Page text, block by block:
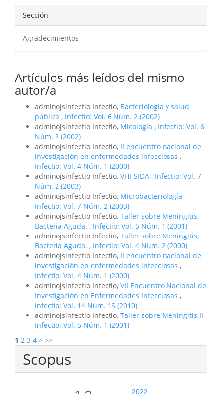
Sección
Agradecimientos
Artículos más leídos del mismo
autor/a
adminojsinfectio Infectio, Bacteriología y salud
pública , Infectio: Vol. 6 Núm. 2 (2002)
adminojsinfectio Infectio, Micología , Infectio: Vol. 6
Núm. 2 (2002)
adminojsinfectio Infectio, II encuentro nacional de
investigación en enfermedades infecciosas ,
Infectio: Vol. 4 Núm. 1 (2000)
adminojsinfectio Infectio, VHI-SIDA , Infectio: Vol. 7
Núm. 2 (2003)
adminojsinfectio Infectio, Microbacteriología ,
Infectio: Vol. 7 Núm. 2 (2003)
adminojsinfectio Infectio, Taller sobre Meningitis,
Bacteria Aguda. , Infectio: Vol. 5 Núm. 1 (2001)
adminojsinfectio Infectio, Taller sobre Meningitis,
Bacteria Aguda. , Infectio: Vol. 4 Núm. 2 (2000)
adminojsinfectio Infectio, II encuentro nacional de
investigación en enfermedades infecciosas ,
Infectio: Vol. 4 Núm. 1 (2000)
adminojsinfectio Infectio, VII Encuentro Nacional de
Investigación en Enfermedades Infecciosas ,
Infectio: Vol. 14 Núm. 1S (2010)
adminojsinfectio Infectio, Taller sobre Meningitis II ,
Infectio: Vol. 5 Núm. 1 (2001)
1 2 3 4 > >>
Scopus
2022